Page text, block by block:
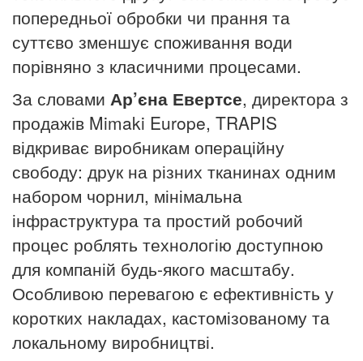
попередньої обробки чи прання та
суттєво зменшує споживання води
порівняно з класичними процесами.
За словами Ар’єна Евертсе, директора з
продажів Mimaki Europe, TRAPIS
відкриває виробникам операційну
свободу: друк на різних тканинах одним
набором чорнил, мінімальна
інфраструктура та простий робочий
процес роблять технологію доступною
для компаній будь-якого масштабу.
Особливою перевагою є ефективність у
коротких накладах, кастомізованому та
локальному виробництві.